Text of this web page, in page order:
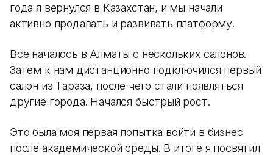
года я вернулся в Казахстан, и мы начали
активно продавать и развивать платформу.
Все началось в Алматы с нескольких салонов.
Затем к нам дистанционно подключился первый
салон из Тараза, после чего стали появляться
другие города. Начался быстрый рост.
Это была моя первая попытка войти в бизнес
после академической среды. В итоге я посвятил